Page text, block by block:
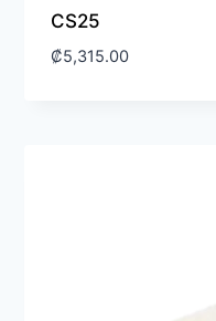
CS25
₡5,315.00